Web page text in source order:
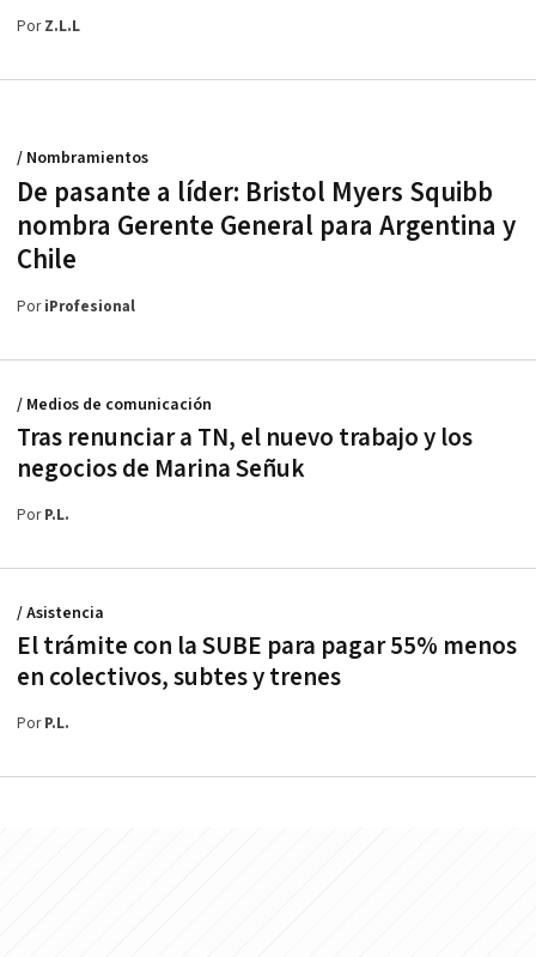
PorZ.L.L
De pasante a líder: Bristol Myers Squibb
nombra Gerente General para Argentina y
Chile
/ Nombramientos
PoriProfesional
Tras renunciar a TN, el nuevo trabajo y los
negocios de Marina Señuk
/ Medios de comunicación
PorP.L.
El trámite con la SUBE para pagar 55% menos
en colectivos, subtes y trenes
/ Asistencia
PorP.L.